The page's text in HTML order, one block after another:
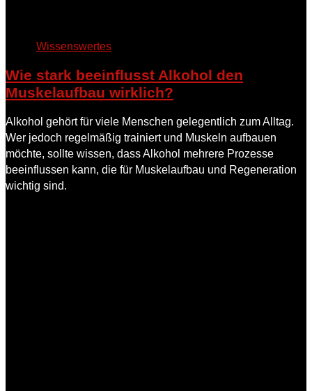
Wissenswertes
Wie stark beeinflusst Alkohol den
Muskelaufbau wirklich?
Alkohol gehört für viele Menschen gelegentlich zum Alltag.
Wer jedoch regelmäßig trainiert und Muskeln aufbauen
möchte, sollte wissen, dass Alkohol mehrere Prozesse
beeinflussen kann, die für Muskelaufbau und Regeneration
wichtig sind.